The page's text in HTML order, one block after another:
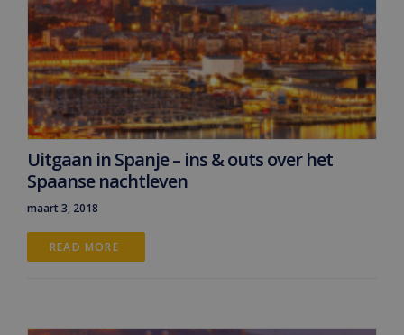
Uitgaan in Spanje – ins & outs over het
Spaanse nachtleven
maart 3, 2018
READ MORE